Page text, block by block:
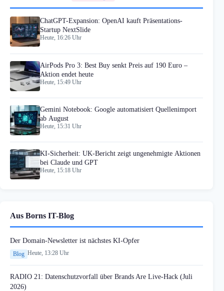
ChatGPT-Expansion: OpenAI kauft Präsentations-
Startup NextSlide
Heute, 16:26 Uhr
AirPods Pro 3: Best Buy senkt Preis auf 190 Euro –
Aktion endet heute
Heute, 15:49 Uhr
Gemini Notebook: Google automatisiert Quellenimport
ab August
Heute, 15:31 Uhr
KI-Sicherheit: UK-Bericht zeigt ungenehmigte Aktionen
bei Claude und GPT
Heute, 15:18 Uhr
Aus Borns IT-Blog
Der Domain-Newsletter ist nächstes KI-Opfer
Blog Heute, 13:28 Uhr
RADIO 21: Datenschutzvorfall über Brands Are Live-Hack (Juli
2026)